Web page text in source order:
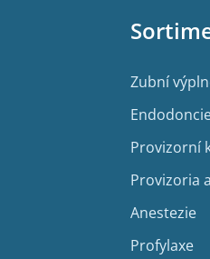
Zubní
Provizorní
Provizoria
Anestezie
Profylaxe